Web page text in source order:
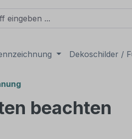
Dekoschilder /
beachten